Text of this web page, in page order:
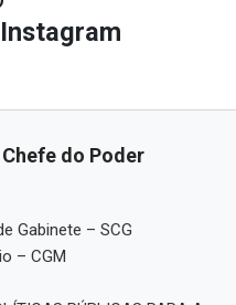
Instagram
do Poder
Gabinete – SCG
– CGM